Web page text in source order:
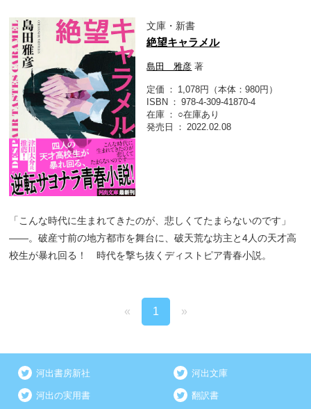
文庫・新書
絶望キャラメル
島田 雅彦 著
定価
1,078円（本体：980円）
ISBN
978-4-309-41870-4
在庫
○在庫あり
発売日
2022.02.08
「こんな時代に生まれてきたのが、悲しくてたまらないのです」
――。破産寸前の地方都市を舞台に、破天荒な坊主と4人の天才高
校生が暴れ回る！ 時代を撃ち抜くディストピア青春小説。
« 1 »
河出書房新社 河出文庫
河出の実用書 翻訳書